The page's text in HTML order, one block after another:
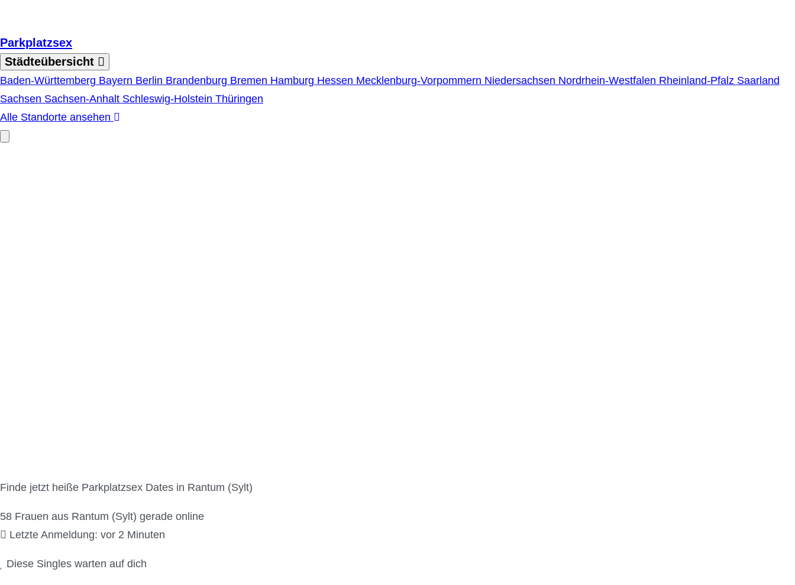
Parkplatzsex
Städteübersicht
Baden-Württemberg Bayern Berlin Brandenburg Bremen Hamburg Hessen Mecklenburg-Vorpommern Niedersachsen Nordrhein-Westfalen Rheinland-Pfalz Saarland
Sachsen Sachsen-Anhalt Schleswig-Holstein Thüringen
Alle Standorte ansehen
Finde jetzt heiße Parkplatzsex Dates in Rantum (Sylt)
58 Frauen aus Rantum (Sylt) gerade online
Letzte Anmeldung: vor 2 Minuten
Diese Singles warten auf dich